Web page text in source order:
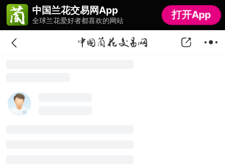
中国兰花交易网App
全球兰花爱好者都喜欢的网站 打开App
中国兰花交易网App
全球兰花爱好者都喜欢的网站 打开App